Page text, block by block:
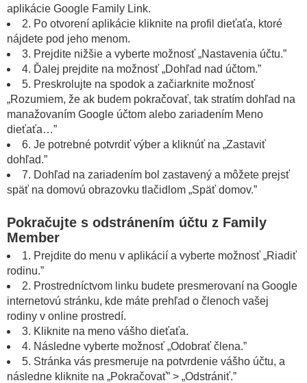
aplikácie Google Family Link.
2. Po otvorení aplikácie kliknite na profil dieťaťa, ktoré
nájdete pod jeho menom.
3. Prejdite nižšie a vyberte možnosť „Nastavenia účtu.”
4. Ďalej prejdite na možnosť „Dohľad nad účtom.”
5. Preskrolujte na spodok a začiarknite možnosť
„Rozumiem, že ak budem pokračovať, tak stratím dohľad na
manažovaním Google účtom alebo zariadením Meno
dieťaťa…”
6. Je potrebné potvrdiť výber a kliknúť na „Zastaviť
dohľad.”
7. Dohľad na zariadením bol zastavený a môžete prejsť
späť na domovú obrazovku tlačidlom „Späť domov.”
Pokračujte s odstránením účtu z Family
Member
1. Prejdite do menu v aplikácií a vyberte možnosť „Riadiť
rodinu.”
2. Prostredníctvom linku budete presmerovaní na Google
internetovú stránku, kde máte prehľad o členoch vašej
rodiny v online prostredí.
3. Kliknite na meno vášho dieťaťa.
4. Následne vyberte možnosť „Odobrať člena.”
5. Stránka vás presmeruje na potvrdenie vášho účtu, a
následne kliknite na „Pokračovať” > „Odstrániť.”